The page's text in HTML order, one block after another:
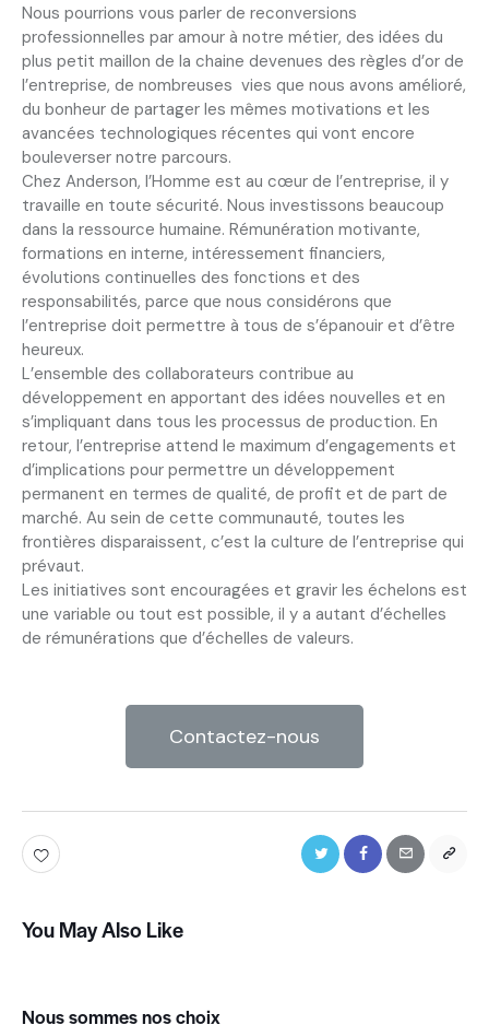
Nous pourrions vous parler de reconversions
professionnelles par amour à notre métier, des idées du
plus petit maillon de la chaine devenues des règles d’or de
l’entreprise, de nombreuses vies que nous avons amélioré,
du bonheur de partager les mêmes motivations et les
avancées technologiques récentes qui vont encore
bouleverser notre parcours.
Chez Anderson, l’Homme est au cœur de l’entreprise, il y
travaille en toute sécurité. Nous investissons beaucoup
dans la ressource humaine. Rémunération motivante,
formations en interne, intéressement financiers,
évolutions continuelles des fonctions et des
responsabilités, parce que nous considérons que
l’entreprise doit permettre à tous de s’épanouir et d’être
heureux.
L’ensemble des collaborateurs contribue au
développement en apportant des idées nouvelles et en
s’impliquant dans tous les processus de production. En
retour, l’entreprise attend le maximum d’engagements et
d’implications pour permettre un développement
permanent en termes de qualité, de profit et de part de
marché. Au sein de cette communauté, toutes les
frontières disparaissent, c’est la culture de l’entreprise qui
prévaut.
Les initiatives sont encouragées et gravir les échelons est
une variable ou tout est possible, il y a autant d’échelles
de rémunérations que d’échelles de valeurs.
Contactez-nous
You May Also Like
Nous sommes nos choix